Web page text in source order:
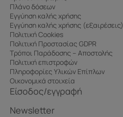
Πλάνο δόσεων
Εγγύηση καλής χρήσης
Εγγύηση καλής χρήσης (εξαιρέσεις)
Πολιτική Cookies
Πολιτική Προστασίας GDPR
Τρόποι Παράδοσης – Αποστολής
Πολιτική επιστροφών
Πληροφορίες Υλικών Επίπλων
Οικονομικά στοιχεία
Είσοδος/εγγραφή
Newsletter